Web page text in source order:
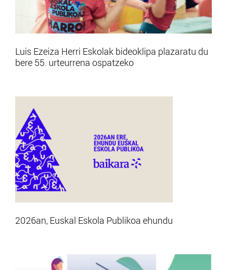
Luis Ezeiza Herri Eskolak bideoklipa plazaratu du
bere 55. urteurrena ospatzeko
2026an, Euskal Eskola Publikoa ehundu